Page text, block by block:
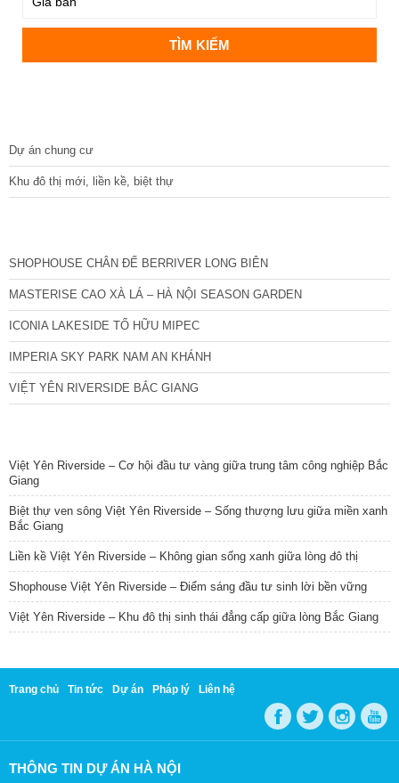
Dự án chung cư
Khu đô thị mới, liền kề, biệt thự
SHOPHOUSE CHÂN ĐẾ BERRIVER LONG BIÊN
MASTERISE CAO XÀ LÁ – HÀ NỘI SEASON GARDEN
ICONIA LAKESIDE TỐ HỮU MIPEC
IMPERIA SKY PARK NAM AN KHÁNH
VIỆT YÊN RIVERSIDE BẮC GIANG
Việt Yên Riverside – Cơ hội đầu tư vàng giữa trung tâm công nghiệp Bắc
Giang
Biệt thự ven sông Việt Yên Riverside – Sống thượng lưu giữa miền xanh
Bắc Giang
Liền kề Việt Yên Riverside – Không gian sống xanh giữa lòng đô thị
Shophouse Việt Yên Riverside – Điểm sáng đầu tư sinh lời bền vững
Việt Yên Riverside – Khu đô thị sinh thái đẳng cấp giữa lòng Bắc Giang
Trang chủ Tin tức Dự án Pháp lý Liên hệ
THÔNG TIN DỰ ÁN HÀ NỘI